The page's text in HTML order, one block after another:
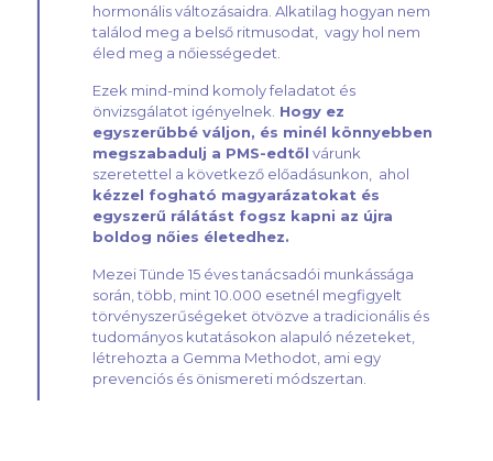
hormonális változásaidra. Alkatilag hogyan nem
találod meg a belső ritmusodat, vagy hol nem
éled meg a nőiességedet.
Ezek mind-mind komoly feladatot és
önvizsgálatot igényelnek. Hogy ez
egyszerűbbé váljon, és minél könnyebben
megszabadulj a PMS-edtől várunk
szeretettel a következő előadásunkon, ahol
kézzel fogható magyarázatokat és
egyszerű rálátást fogsz kapni az újra
boldog nőies életedhez.
Mezei Tünde 15 éves tanácsadói munkássága
során, több, mint 10.000 esetnél megfigyelt
törvényszerűségeket ötvözve a tradicionális és
tudományos kutatásokon alapuló nézeteket,
létrehozta a Gemma Methodot, ami egy
prevenciós és önismereti módszertan.